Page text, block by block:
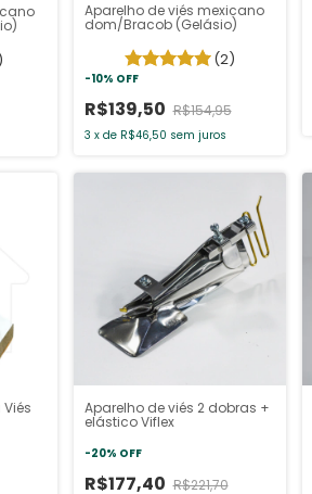
Aparelho de viés mexicano
dom/Bracob (Gelásio)
(2)
-10% OFF
R$139,50 R$154,95
3 x de R$46,50 sem juros
Aparelho de viés 2 dobras +
elástico Viflex
-20% OFF
R$177,40 R$221,70